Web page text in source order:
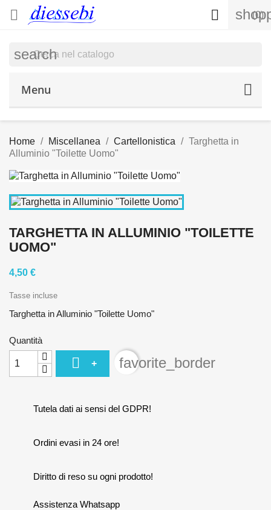
 (0)

search
Menu
Home Miscellanea Cartellonistica
Targhetta in
Alluminio "Toilette Uomo"
TARGHETTA IN ALLUMINIO "TOILETTE
UOMO"
4,50 €
Tasse incluse
Targhetta in Alluminio "Toilette Uomo"
Quantità
 + favorite_border
Tutela dati ai sensi del GDPR!
Ordini evasi in 24 ore!
Diritto di reso su ogni prodotto!
Assistenza Whatsapp